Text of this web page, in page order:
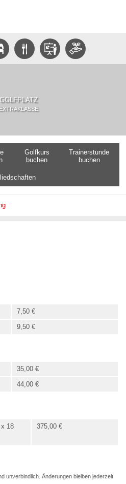
Golfkurs
buchen
Trainerstunde
buchen
7,50 €
9,50 €
35,00 €
44,00 €
18
375,00 €
unverbindlich. Änderungen bleiben jederzeit